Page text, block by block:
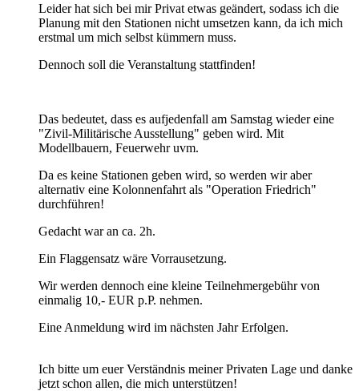
Leider hat sich bei mir Privat etwas geändert, sodass ich die
Planung mit den Stationen nicht umsetzen kann, da ich mich
erstmal um mich selbst kümmern muss.
Dennoch soll die Veranstaltung stattfinden!
Das bedeutet, dass es aufjedenfall am Samstag wieder eine
"Zivil-Militärische Ausstellung" geben wird. Mit
Modellbauern, Feuerwehr uvm.
Da es keine Stationen geben wird, so werden wir aber
alternativ eine Kolonnenfahrt als "Operation Friedrich"
durchführen!
Gedacht war an ca. 2h.
Ein Flaggensatz wäre Vorrausetzung.
Wir werden dennoch eine kleine Teilnehmergebühr von
einmalig 10,- EUR p.P. nehmen.
Eine Anmeldung wird im nächsten Jahr Erfolgen.
Ich bitte um euer Verständnis meiner Privaten Lage und danke
jetzt schon allen, die mich unterstützen!